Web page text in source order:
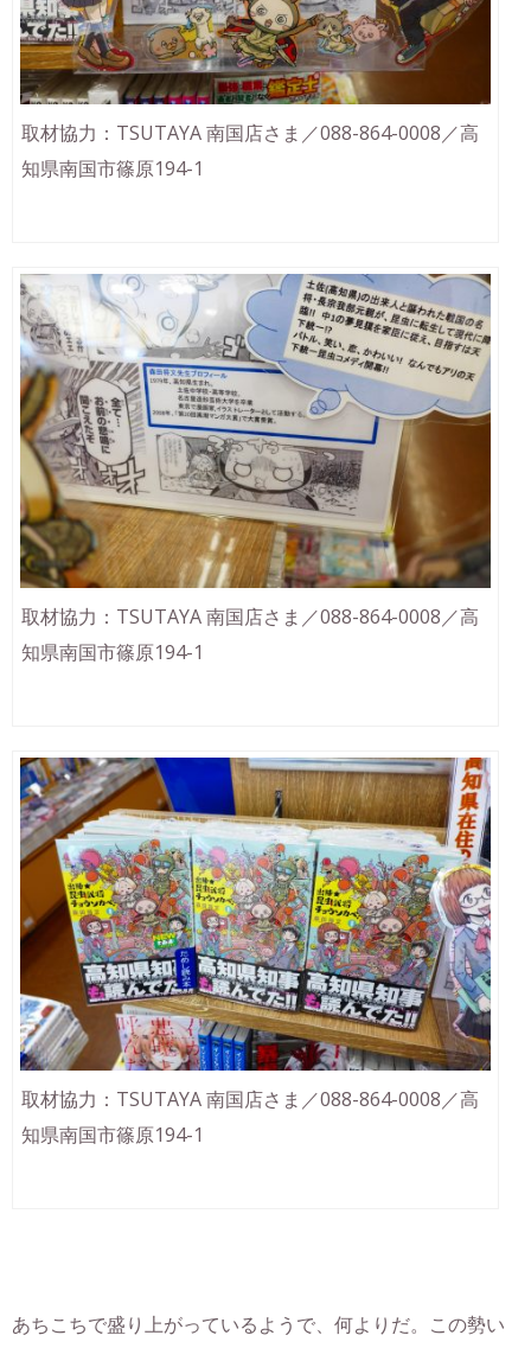
取材協力：TSUTAYA 南国店さま／088-864-0008／高
知県南国市篠原194-1
取材協力：TSUTAYA 南国店さま／088-864-0008／高
知県南国市篠原194-1
取材協力：TSUTAYA 南国店さま／088-864-0008／高
知県南国市篠原194-1
あちこちで盛り上がっているようで、何よりだ。この勢い